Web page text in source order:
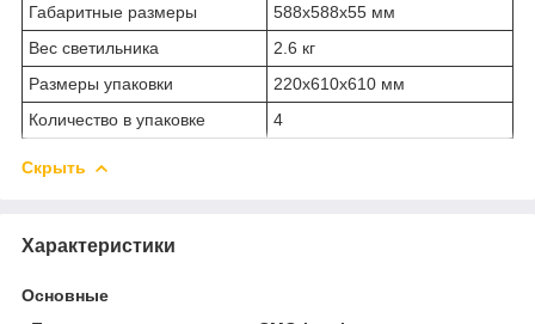
Габаритные размеры
588х588х55 мм
Вес светильника
2.6 кг
Размеры упаковки
220х610х610 мм
Количество в упаковке
4
Скрыть
Характеристики
Основные